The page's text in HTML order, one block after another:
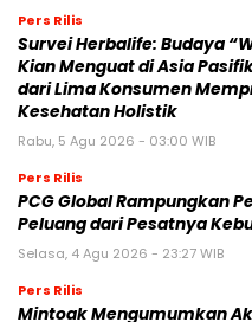
Pers Rilis
Survei Herbalife: Budaya
Kian Menguat di Asia
dari Lima Konsumen
Kesehatan Holistik
Rabu, 5 Agu 2026 - 03:00 WIB
Pers Rilis
PCG Global Rampungkan
Peluang dari Pesatnya
Selasa, 4 Agu 2026 - 23:27 WIB
Pers Rilis
Mintoak Mengumumkan